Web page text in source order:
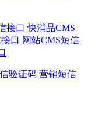
接口 快消品CMS
口 网站CMS短信
验证码 营销短信